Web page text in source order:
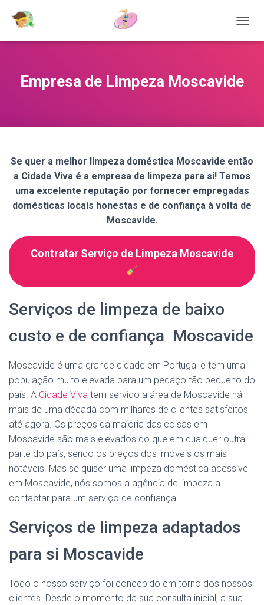
O
E
T
I
Empresa de Limpeza Moscavide
Se quer a melhor limpeza doméstica Moscavide então
a Cidade Viva é a empresa de limpeza para si! Temos
uma excelente reputação por fornecer empregadas
domésticas locais honestas e de confiança à volta de
Moscavide.
Contratar Serviço de Limpeza Moscavide
Serviços de limpeza de baixo
custo e de confiança Moscavide
Moscavide é uma grande cidade em Portugal e tem uma
população muito elevada para um pedaço tão pequeno do
país. A Cidade Viva tem servido a área de Moscavide há
mais de uma década com milhares de clientes satisfeitos
até agora. Os preços da maioria das coisas em
Moscavide são mais elevados do que em qualquer outra
parte do país, sendo os preços dos imóveis os mais
notáveis. Mas se quiser uma limpeza doméstica acessível
em Moscavide, nós somos a agência de limpeza a
contactar para um serviço de confiança.
Serviços de limpeza adaptados
para si Moscavide
Todo o nosso serviço foi concebido em torno dos nossos
clientes. Desde o momento da sua consulta inicial, a sua